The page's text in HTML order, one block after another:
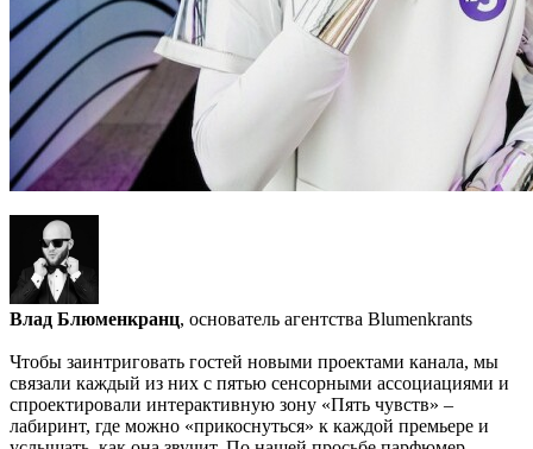
Влад Блюменкранц, основатель агентства Blumenkrants
Чтобы заинтриговать гостей новыми проектами канала, мы
связали каждый из них с пятью сенсорными ассоциациями и
спроектировали интерактивную зону «Пять чувств» –
лабиринт, где можно «прикоснуться» к каждой премьере и